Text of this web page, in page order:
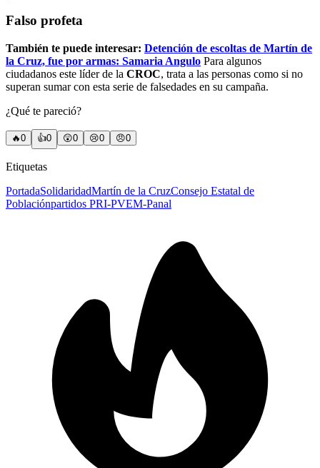
Falso profeta
También te puede interesar: Detención de escoltas de Martín de
la Cruz, fue por armas: Samaria Angulo Para algunos
ciudadanos este líder de la CROC, trata a las personas como si no
superan sumar con esta serie de falsedades en su campaña.
¿Qué te pareció?
🔥0 👍0 😲0 😢0 😠0
Etiquetas
PortadaSolidaridadMartín de la CruzConsejo Estatal de
Poblaciónpartidos PRI-PVEM-Panal